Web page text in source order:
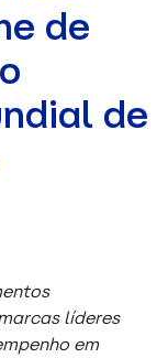
de
de
líderes
em